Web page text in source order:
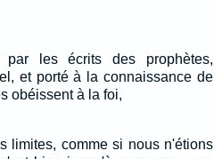
par les écrits des prophètes,
et porté à la connaissance de
obéissent à la foi,
limites, comme si nous n'étions